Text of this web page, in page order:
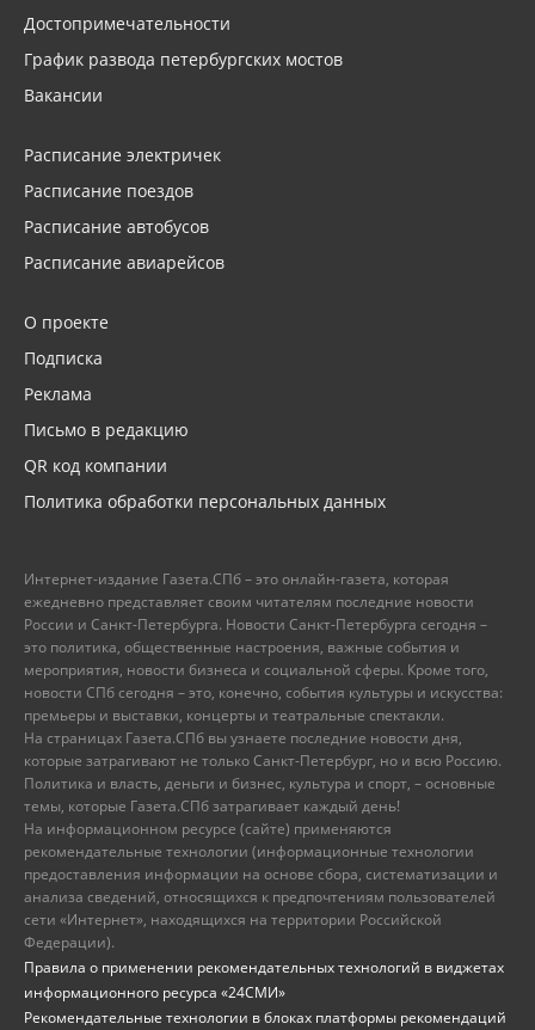
Достопримечательности
График развода петербургских мостов
Вакансии
Расписание электричек
Расписание поездов
Расписание автобусов
Расписание авиарейсов
О проекте
Подписка
Реклама
Письмо в редакцию
QR код компании
Политика обработки персональных данных
Интернет-издание Газета.СПб – это онлайн-газета, которая
ежедневно представляет своим читателям последние новости
России и Санкт-Петербурга. Новости Санкт-Петербурга сегодня –
это политика, общественные настроения, важные события и
мероприятия, новости бизнеса и социальной сферы. Кроме того,
новости СПб сегодня – это, конечно, события культуры и искусства:
премьеры и выставки, концерты и театральные спектакли.
На страницах Газета.СПб вы узнаете последние новости дня,
которые затрагивают не только Санкт-Петербург, но и всю Россию.
Политика и власть, деньги и бизнес, культура и спорт, – основные
темы, которые Газета.СПб затрагивает каждый день!
На информационном ресурсе (сайте) применяются
рекомендательные технологии (информационные технологии
предоставления информации на основе сбора, систематизации и
анализа сведений, относящихся к предпочтениям пользователей
сети «Интернет», находящихся на территории Российской
Федерации).
Правила о применении рекомендательных технологий в виджетах
информационного ресурса «24СМИ»
Рекомендательные технологии в блоках платформы рекомендаций